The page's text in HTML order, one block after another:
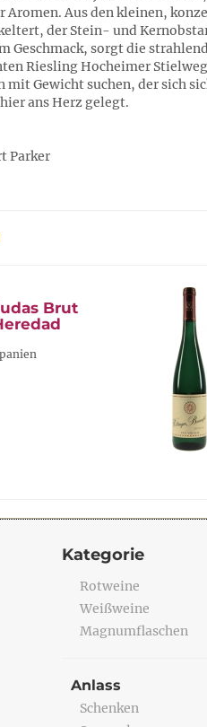
Aus den kleinen,
der Stein- und
Geschmack, sorgt die
Riesling Hocheimer
mit Gewicht suchen, der sich
ans Herz gelegt.
Parker
Brut
Kategorie
Rotweine
Weißweine
Magnumflaschen
Anlass
Schenken